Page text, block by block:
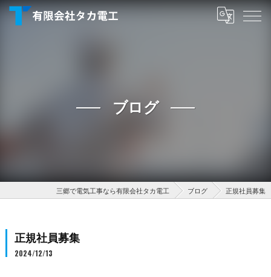
ブログ
三郷で電気工事なら有限会社タカ電工 ブログ 正規社員募集
正規社員募集
2024/12/13